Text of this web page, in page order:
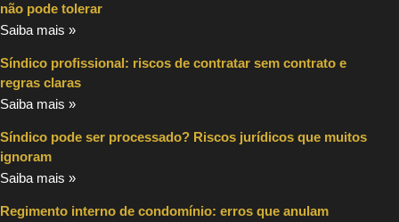
não pode tolerar
Saiba mais »
Síndico profissional: riscos de contratar sem contrato e
regras claras
Saiba mais »
Síndico pode ser processado? Riscos jurídicos que muitos
ignoram
Saiba mais »
Regimento interno de condomínio: erros que anulam